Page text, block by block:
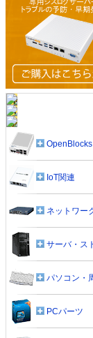
OpenBlocks
IoT関連
ネットワー
サーバ・ス
パソコン・
PCパーツ